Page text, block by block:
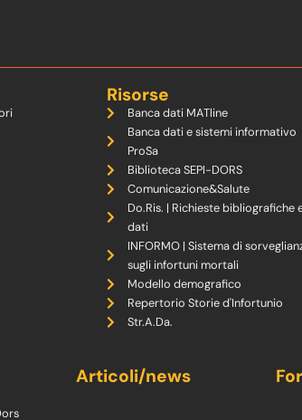
Risorse
Banca dati MATline
Banca dati e sistemi informativo
ProSa
Biblioteca SEPI-DORS
Comunicazione&Salute
Do.Ris. | Richieste bibliografiche
dati
INFORMO | Sistema di
sugli infortuni mortali
Modello demografico
Repertorio Storie d'Infortunio
Str.A.Da.
Articoli/news